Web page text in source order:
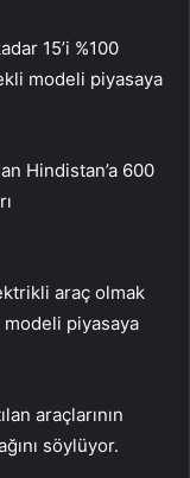
15’i %100
modeli piyasaya
Hindistan’a 600
araç olmak
piyasaya
araçlarının
söylüyor.